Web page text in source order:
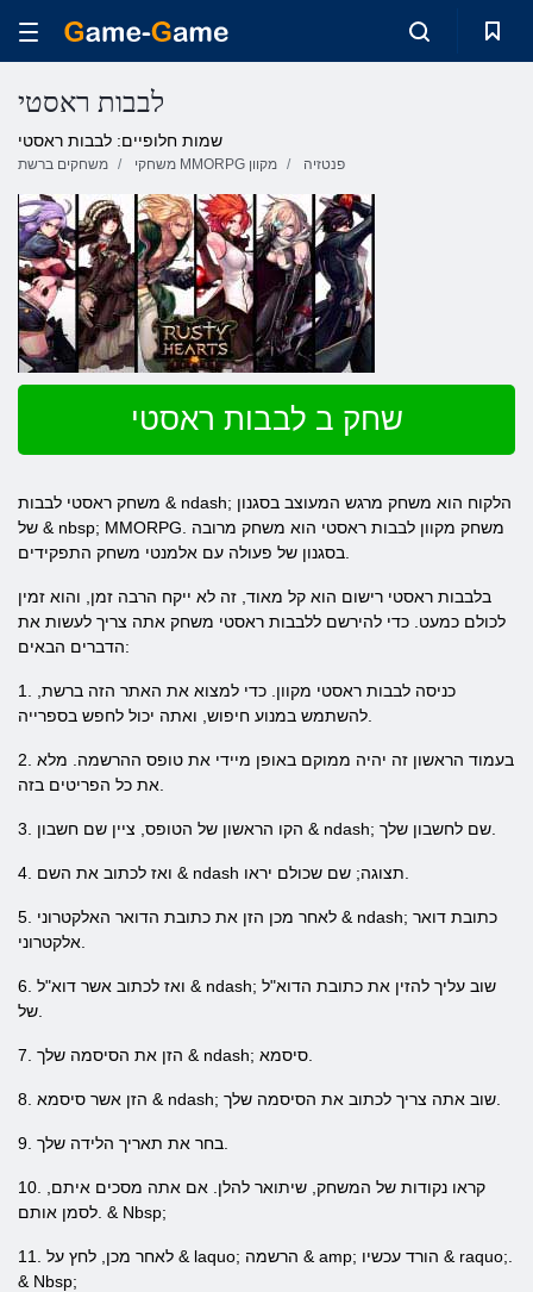
לבבות ראסטי
שמות חלופיים: לבבות ראסטי
משחקים ברשת משחקי MMORPG מקוון פנטזיה
שחק ב לבבות ראסטי
משחק ראסטי לבבות & ndash; הלקוח הוא משחק מרגש המעוצב בסגנון
של & nbsp; MMORPG. משחק מקוון לבבות ראסטי הוא משחק מרובה
בלבבות ראסטי רישום הוא קל מאוד, זה לא ייקח הרבה זמן, והוא זמין
לכולם כמעט. כדי להירשם ללבבות ראסטי משחק אתה צריך לעשות את
הדברים הבאים:
1. כניסה לבבות ראסטי מקוון. כדי למצוא את האתר הזה ברשת,
2. בעמוד הראשון זה יהיה ממוקם באופן מיידי את טופס ההרשמה. מלא
5. לאחר מכן הזן את כתובת הדואר האלקטרוני & ndash; כתובת דואר
6. ואז לכתוב אשר דוא"ל & ndash; שוב עליך להזין את כתובת הדוא"ל
10. קראו נקודות של המשחק, שיתואר להלן. אם אתה מסכים איתם,
לסמן אותם. & Nbsp;
11. לאחר מכן, לחץ על & laquo; הרשמה & amp; הורד עכשיו & raquo;.
& Nbsp;